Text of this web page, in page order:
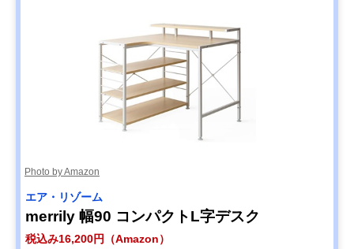
Photo by Amazon
エア・リゾーム
merrily 幅90 コンパクトL字デスク
税込み16,200円（Amazon）